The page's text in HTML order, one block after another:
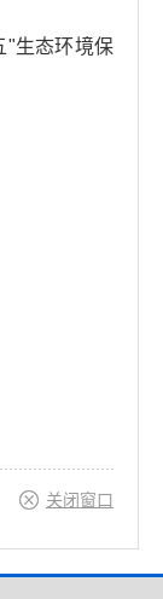
"生态环境保
关闭窗口